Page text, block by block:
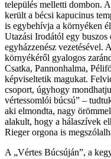
település melletti dombon.
került a bécsi kapucinus
is egybehívja a környéken
Utazási Irodától egy
egyházzenész vezetésével.
környékéről gyalogos
Csatka, Pannonhalma,
képviseltetik magukat.
csoport, úgyhogy
vértessomlói búcsú” –
aki elmondta, nagy
alakult, hogy a hálaszívek
Rieger orgona is
A „Vértes Búcsúján”, a